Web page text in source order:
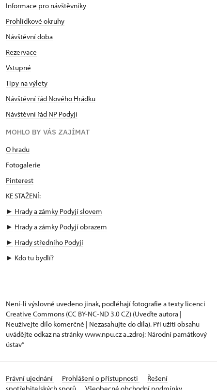
Informace pro návštěvníky
Prohlídkové okruhy
Návštěvní doba
Rezervace
Vstupné
Tipy na výlety
Návštěvní řád Nového Hrádku
Návštěvní řád NP Podyjí
MOHLO BY VÁS ZAJÍMAT
O hradu
Fotogalerie
Pinterest
KE STAŽENÍ:
► Hrady a zámky Podyjí slovem
► Hrady a zámky Podyjí obrazem
► Hrady středního Podyjí
► Kdo tu bydlí?
Není-li výslovně uvedeno jinak, podléhají fotografie a texty licenci
Creative Commons (CC BY-NC-ND 3.0 CZ) (Uveďte autora |
Neužívejte dílo komerčně | Nezasahujte do díla). Při užití obsahu
uvádějte odkaz na stránky www.npu.cz a „zdroj: Národní památkový
ústav“
Právní ujednání Prohlášení o přístupnosti
Řešení